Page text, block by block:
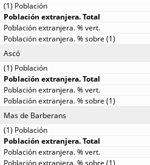
Ascó
Mas de Barberans